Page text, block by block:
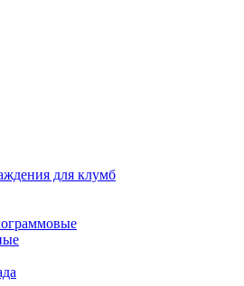
для клумб